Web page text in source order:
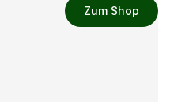
Zum Shop